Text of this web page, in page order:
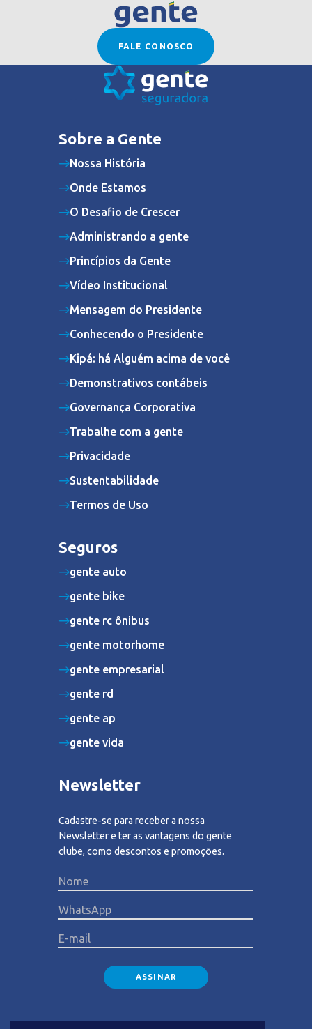
FALE CONOSCO
Sobre a Gente
Nossa História
Onde Estamos
O Desafio de Crescer
Administrando a gente
Princípios da Gente
Vídeo Institucional
Mensagem do Presidente
Conhecendo o Presidente
Kipá: há Alguém acima de você
Demonstrativos contábeis
Governança Corporativa
Trabalhe com a gente
Privacidade
Sustentabilidade
Termos de Uso
Seguros
gente auto
gente bike
gente rc ônibus
gente motorhome
gente empresarial
gente rd
gente ap
gente vida
Newsletter
Cadastre-se para receber a nossa
Newsletter e ter as vantagens do gente
clube, como descontos e promoções.